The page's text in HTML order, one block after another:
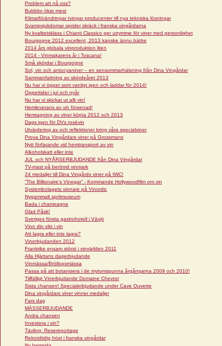
Problem att nå oss?
Bubblor ökar mest
Klimatförändringar tvingar producenter till nya tekniska lösningar
Svampsjukdomar sprider skräck i franska vingårdarna
Ny kvalitetsklass i Chianti Classico ger utrymme för viner med personlighet
Bourgogne 2012 excellent, 2013 kanske ännu bättre
2014 års globala vinproduktion liten
2014 - Vinmakarens år i Toscana!
Små skördar i Bourgogne
Sol, vin och antocyaniner – en sensommarhälsning från Dina Vingårdar
Sammanfattning av skördeåret 2013
Nu har vi öppet som vanligt igen och laddar för 2014!
Öppettider i jul och nyår
Nu har vi skickat ut allt vin!
Hemleverans av vin försenad!
Hemtagning av viner köpta 2012 och 2013
Dags igen för DVs rosévin
Utvärdering av och reflektioner kring våra specialviner
Prova Dina Vingårdars viner på Grossmans
Nytt förfarande vid hemtransport av vin
Alkoholskatt eller inte
JUL och NYÅRSERBJUDANDE från Dina Vingårdar
TV-mast på berömd vinmark
24 medaljer till Dina Vingårds viner på IWC!
”The Billionaire’s Vinegar” - Kommande Hollywoodfilm om vin
Systembolagets vinnare på Vinordic
Nygammalt spritmuseum
Bada i champagne
Glad Påsk!
Sveriges första gastrohotell i Växjö
Vinn din vikt i vin
Att lagra eller inte lagra?
Vinerbjudanden 2012
Frankrike ensam störst i vinvärlden 2011
Alla Hjärtans dagerbjudande
Vinmässa/Bröllopsmässa
Passa på att botanisera i de mytomspunna årgångarna 2009 och 2010!
Tillfälligt Vinerbjudande Domaine Chevrot
Sista chansen! Specialerbjudande under Cave Ouverte
Dina vingårdars viner vinner medaljer
Fars dag
MÄSSERBJUDANDE
Andra chansen
Investera i vin?
Tävling: Resereportage
Rekordtidig höst i franska vingårdar